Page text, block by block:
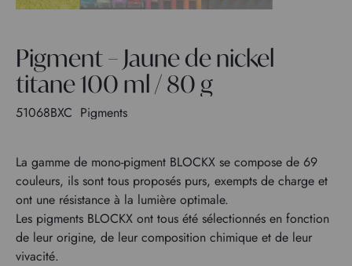
Pigment – Jaune de nickel
titane 100 ml / 80 g
51068BXC Pigments
La gamme de mono-pigment BLOCKX se compose de 69
couleurs, ils sont tous proposés purs, exempts de charge et
ont une résistance à la lumière optimale.
Les pigments BLOCKX ont tous été sélectionnés en fonction
de leur origine, de leur composition chimique et de leur
vivacité.